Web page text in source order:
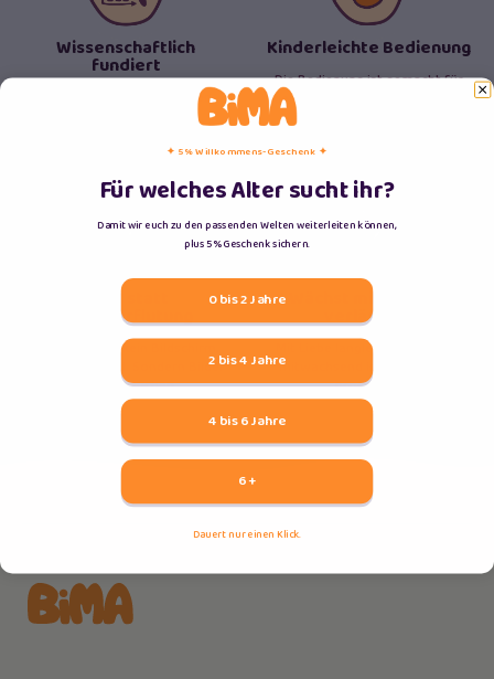
Wissenschaftlich
fundiert
Unsere visuellen Bildwelten
wurden gemeinsam mit
Kinderleichte Bedienung
Die Bedienung ist gemacht für
kleine Hände und große Augen.
Ruhe statt
Reizüberflutung
Kein Blaulicht, kein Bildschirm,
kein Bewegtbild. Sondern Bilder
zum Eintauchen.
Wächst mit & bleibt
verlässlich
Mit Liebe langlebig, sicher und
mitwachsend in Deutschland
produziert
✦ 5% Willkommens-Geschenk ✦
Für welches Alter sucht ihr?
Damit wir euch zu den passenden Welten weiterleiten können,
plus 5% Geschenk sichern.
0 bis 2 Jahre
2 bis 4 Jahre
4 bis 6 Jahre
6 +
Dauert nur einen Klick.